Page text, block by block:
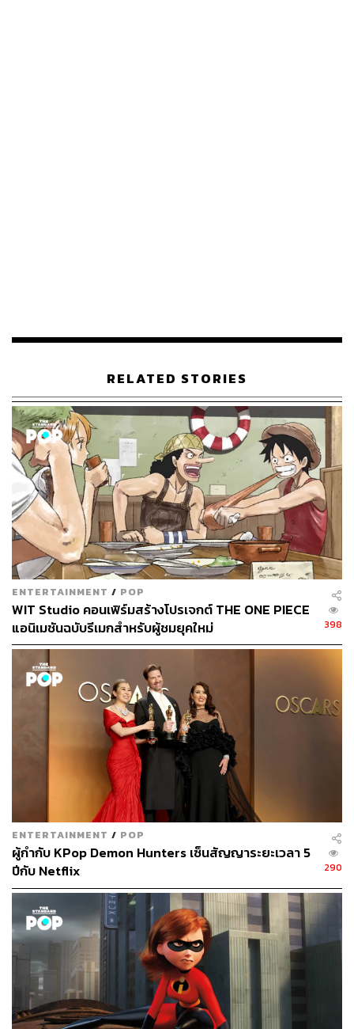
ย้อนกลับไปในวันแรกที่ผู้เขียนได้มีโอกาสชมภาพยนตร์เรื่อง
Shin Godzillaเราค่อนข้างตื่นตาตื่นใจกับกลวิธีนำเสนออันมี
เอกลักษณ์ของสองผู้กำกับ ชินจิ ฮิงุจิ และ ฮิเดอากิ อันโนะ
มากทีเดียว ทั้งการออกแบบมุมกล้อง ดนตรีประกอบ งานวิ
ชวลเอฟเฟกต์สุดตื่นตา ไปจนถึงเนื้อหาอันเข้มข้นจริงจังด้วย
การตีความให้ โกจิระ หรือ Godzilla คือภัยพิบัติที่รัฐบาลญี่ปุ่น
ต้องจัดการ ควบคู่ไปกับการวิพากษ์วิจารณ์ระบบการเมือง
ของญี่ปุ่นอย่างถึงพริกถึงขิง
ดังนั้นแล้วส่วนตัวเราจึงค่อนข้างตื่นเต้นและคาดหวังกับ Shin
Ultramanผลงานล่าสุดของทั้งคู่พอสมควรว่า พวกเขาจะ
ตีความและนำเสนอเรื่องราวของมนุษย์ยักษ์แห่งแสงอย่าง
Ultraman
หนึ่งในฮีโร่ที่ใครหลายคนเติบโตมาพร้อมกันออก
มาในรูปแบบไหน
RELATED STORIES
ENTERTAINMENT / POP
WIT Studio คอนเฟิร์มสร้างโปรเจกต์ THE ONE PIECE
แอนิเมชันฉบับรีเมกสำหรับผู้ชมยุคใหม่
398
ENTERTAINMENT / POP
ผู้กำกับ KPop Demon Hunters เซ็นสัญญาระยะเวลา 5
ปีกับ Netflix
290